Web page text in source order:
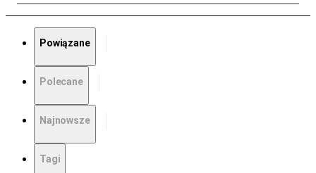
Powiązane
Polecane
Najnowsze
Tagi